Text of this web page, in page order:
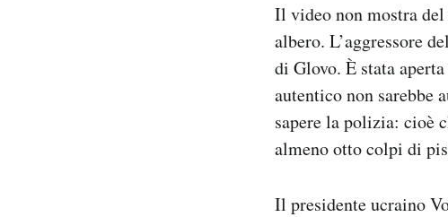
Il video non mostra
albero. L’aggressore
di Glovo. È stata
autentico non sarebbe
sapere la polizia: cioè
almeno otto colpi di
Il presidente ucraino